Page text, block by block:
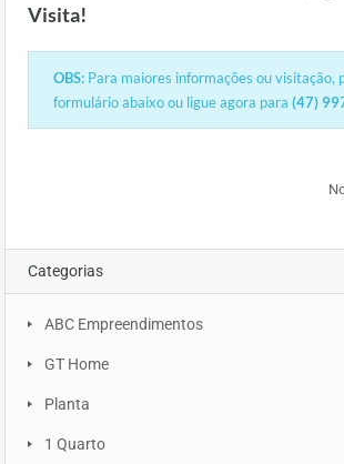
Visita!
OBS: Para maiores informações ou visitação,
formulário abaixo ou ligue agora para (47)
Categorias
ABC Empreendimentos
GT Home
Planta
1 Quarto